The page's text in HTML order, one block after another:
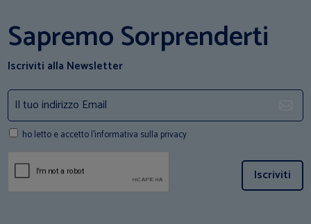
Sapremo Sorprenderti
Iscriviti alla Newsletter
ho letto e accetto l'informativa sulla privacy
Iscriviti